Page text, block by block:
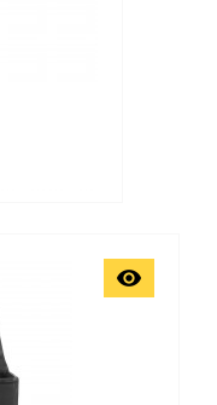
Vista rápida
